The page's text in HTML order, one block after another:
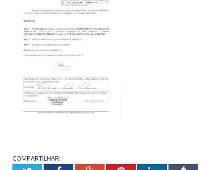
COMPARTILHAR: